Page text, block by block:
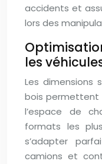
accidents et
lors des
les
Les dimensions
bois permettent
l’espace de
formats les
s’adapter
camions et